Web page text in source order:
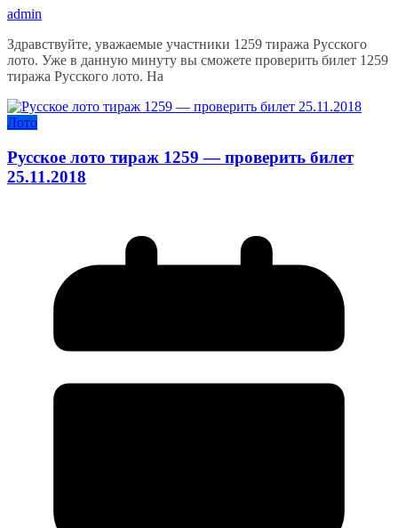
admin
Здравствуйте, уважаемые участники 1259 тиража Русского
лото. Уже в данную минуту вы сможете проверить билет 1259
тиража Русского лото. На
Лото
Русское лото тираж 1259 — проверить билет
25.11.2018